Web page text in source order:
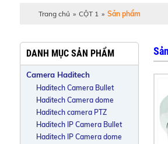
Trang chủ » CỘT 1 » Sản phẩm
DANH MỤC SẢN PHẨM
Camera Haditech
Haditech Camera Bullet
Haditech Camera dome
Haditech camera PTZ
Haditech IP Camera Bullet
Haditech IP Camera dome